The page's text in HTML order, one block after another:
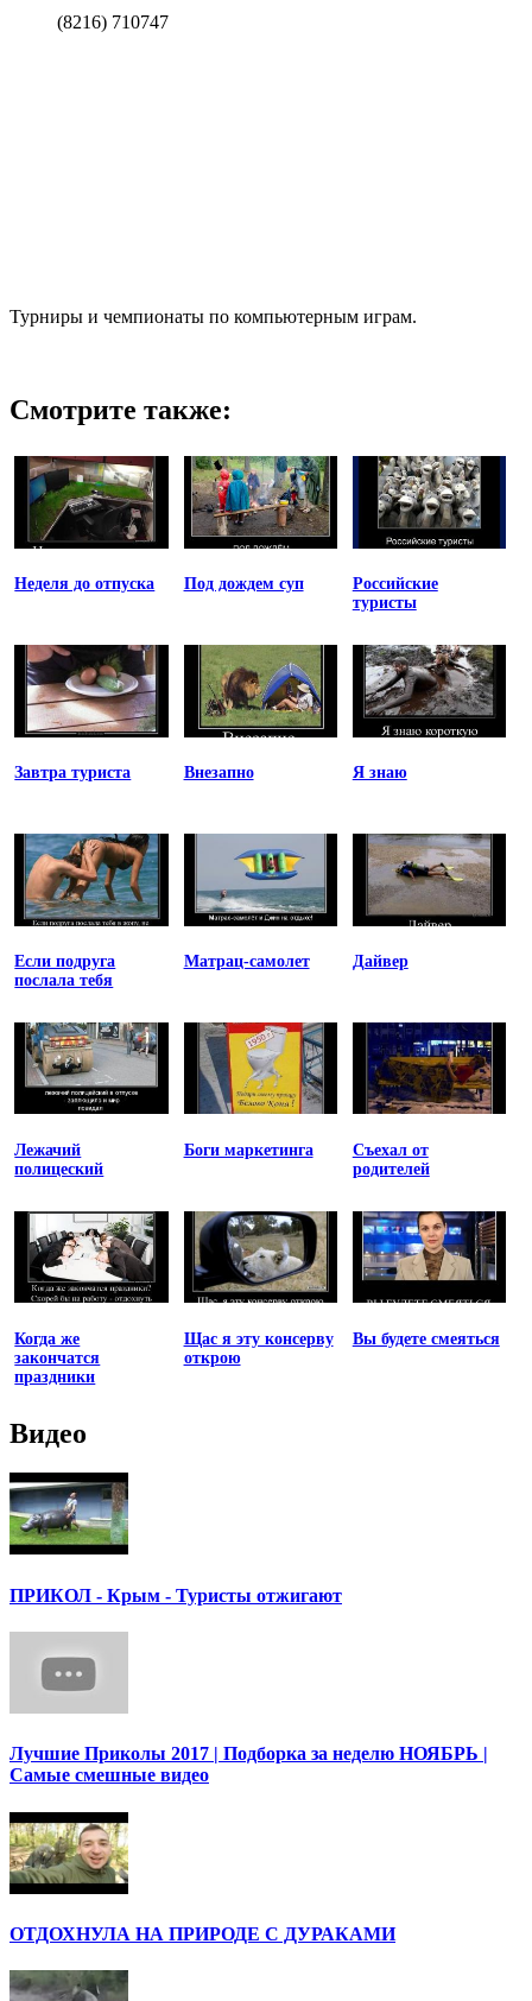
(8216) 710747
Турниры и чемпионаты по компьютерным играм.
Смотрите также:
Неделя до отпуска Под дождем суп
Российские
туристы
Завтра туриста Внезапно Я знаю
Если подруга
послала тебя
Матрац-самолет Дайвер
Лежачий
полицеский
Боги маркетинга
Съехал от
родителей
Когда же
закончатся
праздники
Щас я эту консерву
открою
Вы будете смеяться
Видео
ПРИКОЛ - Крым - Туристы отжигают
Лучшие Приколы 2017 | Подборка за неделю НОЯБРЬ |
Самые смешные видео
ОТДОХНУЛА НА ПРИРОДЕ С ДУРАКАМИ